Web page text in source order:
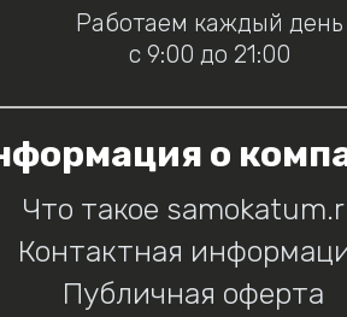
Работаем каждый день
с 9:00 до 21:00
о
Что такое
Контактная
Публичная оферта